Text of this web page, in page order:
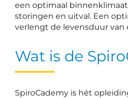
een optimaal
storingen en uitval. Een
verlengt de levensduur van
Wat is de
SpiroCademy is hét